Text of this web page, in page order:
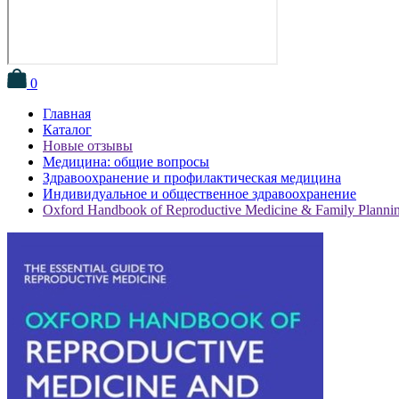
0
Главная
Каталог
Новые отзывы
Медицина: общие вопросы
Здравоохранение и профилактическая медицина
Индивидуальное и общественное здравоохранение
Oxford Handbook of Reproductive Medicine & Family